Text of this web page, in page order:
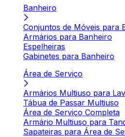
Banheiro
Conjuntos de Móveis para
Armários para Banheiro
Espelheiras
Gabinetes para Banheiro
Área de Serviço
Armários Multiuso para
Tábua de Passar Multiuso
Área de Serviço Completa
Armário Multiuso para
Sapateiras para Área de